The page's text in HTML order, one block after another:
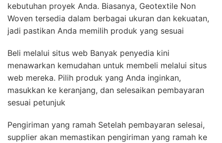
kebutuhan proyek Anda. Biasanya, Geotextile Non
Woven tersedia dalam berbagai ukuran dan kekuatan,
jadi pastikan Anda memilih produk yang sesuai
Beli melalui situs web Banyak penyedia kini
menawarkan kemudahan untuk membeli melalui situs
web mereka. Pilih produk yang Anda inginkan,
masukkan ke keranjang, dan selesaikan pembayaran
sesuai petunjuk
Pengiriman yang ramah Setelah pembayaran selesai,
supplier akan memastikan pengiriman yang ramah ke